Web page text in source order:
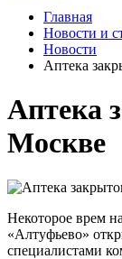
Главная
Новости и
Новости
Аптека
Аптека
Москве
Некоторое врем
«Алтуфьево»
специалистами